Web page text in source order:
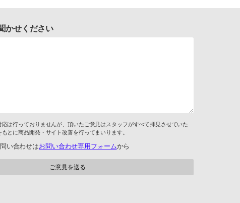
かせください
は行っておりませんが、頂いたご意見はスタッフがすべて拝見させていた
とに商品開発・サイト改善を行ってまいります。
い合わせはお問い合わせ専用フォームから